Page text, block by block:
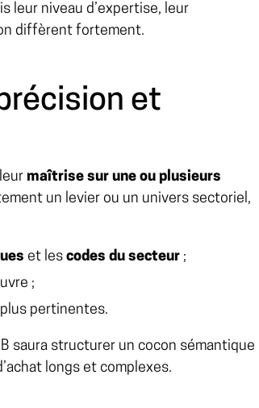
leur niveau d’expertise, leur
diffèrent fortement.
et
maîtrise sur une ou plusieurs
un levier ou un univers sectoriel,
et lescodes du secteur;
;
pertinentes.
saura structurer un cocon sémantique
longs et complexes.